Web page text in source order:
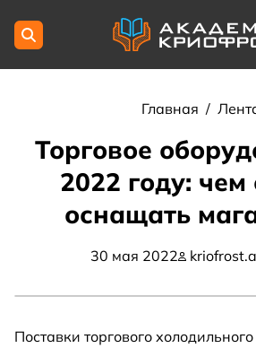
Главная /
Торговое
2022 году: чем
оснащать
30 мая 2022
Поставки торгового